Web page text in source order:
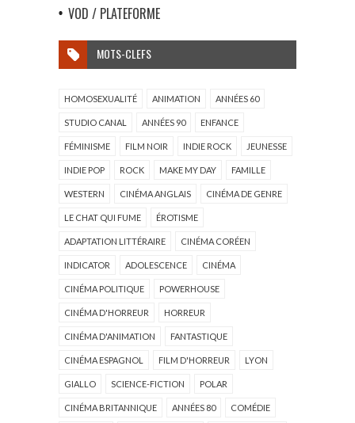
VOD / PLATEFORME
MOTS-CLEFS
HOMOSEXUALITÉ ANIMATION ANNÉES 60
STUDIO CANAL ANNÉES 90 ENFANCE
FÉMINISME FILM NOIR INDIE ROCK JEUNESSE
INDIE POP ROCK MAKE MY DAY FAMILLE
WESTERN CINÉMA ANGLAIS CINÉMA DE GENRE
LE CHAT QUI FUME ÉROTISME
ADAPTATION LITTÉRAIRE CINÉMA CORÉEN
INDICATOR ADOLESCENCE CINÉMA
CINÉMA POLITIQUE POWERHOUSE
CINÉMA D'HORREUR HORREUR
CINÉMA D'ANIMATION FANTASTIQUE
CINÉMA ESPAGNOL FILM D'HORREUR LYON
GIALLO SCIENCE-FICTION POLAR
CINÉMA BRITANNIQUE ANNÉES 80 COMÉDIE